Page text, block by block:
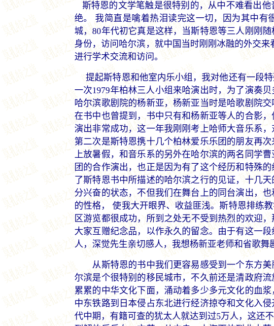
斯特恩的文学笔触是很特别的，从中不难看出
绝。 我简直是噙着热泪读完这一切，因为其中
城，80年代初它真是这样，当斯特恩等三人刚刚
身份，访问哈尔滨，就中国当时刚刚冰融的外交
进行学术交流和访问。
提起斯特恩和他室内乐小组，我对他还有一段
一次1979年柏林三人小组来哈演出时，为了演奏
哈尔滨歌剧院的杨新亚，杨新亚当时是哈歌剧院
在书中也曾提到，书中只有和杨新亚等人的合影
演出非常成功，这一年我刚刚考上哈师大音乐系
第二次是斯特恩携十几个柏林爱乐乐团的朋友再
上放暑假，和音乐系的另外在哈尔滨的两名同学
团的合作演出，也正是因为有了这个经历和特殊
了斯特恩书中所描述的哈尔滨之行的见证，十几
分兴奋的状态，不但我们在舞台上的同台演出，
的性格， 使我大开眼界、收益匪浅。斯特恩排练
区游览都很成功，所到之处无不受到热烈的欢迎
大家互赠纪念品，以作永久的留念。由于有这一
人，深觉先生亲切感人，我想杨新亚老师和省歌
从斯特恩的书中我们更容易感受到一个东方美
尔滨是个很特别的移民城市，不久前还是清政府
累累的中华文化下面，涌动着多少多元文化的血
中东铁路到日本侵占东北进行经济掠夺和文化入
代中期，有籍可查的犹太人就达到过5万人，这还